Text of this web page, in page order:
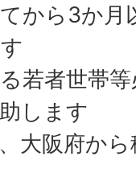
から3か月
若者世帯
します
大阪府か